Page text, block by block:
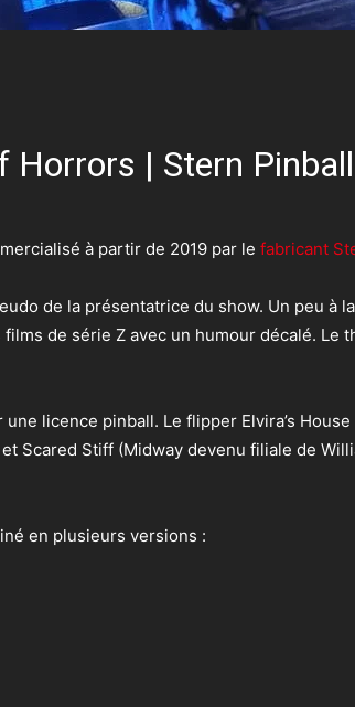
Horrors | Stern Pinball
à partir de 2019 par le fabricant
de la présentatrice du show. Un peu à
de série Z avec un humour décalé. Le
licence pinball. Le flipper Elvira’s
Scared Stiff (Midway devenu filiale de
en plusieurs versions :